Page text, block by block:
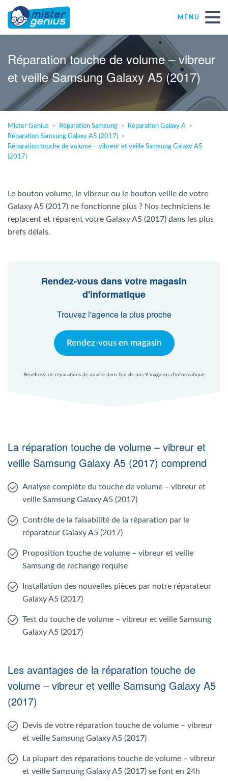
MENU
Réparations – Dépannages
Magasins informatiques toutes marques
Particulier
Indépendant
Nl
Réparation touche de volume – vibreur
et veille Samsung Galaxy A5 (2017)
Mister Genius Réparation Samsung
Réparation Galaxy A
Réparation Samsung Galaxy A5 (2017)
Réparation touche de volume – vibreur et veille Samsung Galaxy A5
(2017)
Le bouton volume, le vibreur ou le bouton veille de votre
Galaxy A5 (2017) ne fonctionne plus ? Nos techniciens le
replacent et réparent votre Galaxy A5 (2017) dans les plus
brefs délais.
Rendez-vous dans votre magasin
d'informatique
Trouvez l'agence la plus proche
Rendez-vous en magasin
Bénéficiez de réparations de qualité dans l'un de nos 9 magasins d'informatique
La réparation touche de volume – vibreur et
veille Samsung Galaxy A5 (2017) comprend
Analyse complète du touche de volume – vibreur et
veille Samsung Galaxy A5 (2017)
Contrôle de la faisabilité de la réparation par le
réparateur Galaxy A5 (2017)
Proposition touche de volume – vibreur et veille
Samsung de rechange requise
Installation des nouvelles pièces par notre réparateur
Galaxy A5 (2017)
Test du touche de volume – vibreur et veille Samsung
Galaxy A5 (2017)
Les avantages de la réparation touche de
volume – vibreur et veille Samsung Galaxy A5
(2017)
Devis de votre réparation touche de volume – vibreur
et veille Samsung Galaxy A5 (2017)
La plupart des réparations touche de volume – vibreur
et veille Samsung Galaxy A5 (2017) se font en 24h